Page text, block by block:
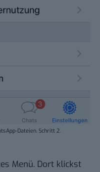
Dateien. Schritt 2.
Menü. Dort klickst